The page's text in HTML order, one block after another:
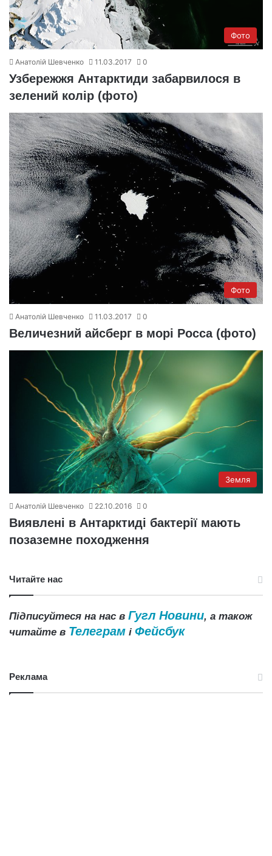
Фото
Анатолій Шевченко 11.03.2017 0
Узбережжя Антарктиди забарвилося в
зелений колір (фото)
Фото
Анатолій Шевченко 11.03.2017 0
Величезний айсберг в морі Росса (фото)
Земля
Анатолій Шевченко 22.10.2016 0
Виявлені в Антарктиді бактерії мають
позаземне походження
Читайте нас
Підписуйтеся на нас в Гугл Новини, а також
читайте в Телеграм і Фейсбук
Реклама